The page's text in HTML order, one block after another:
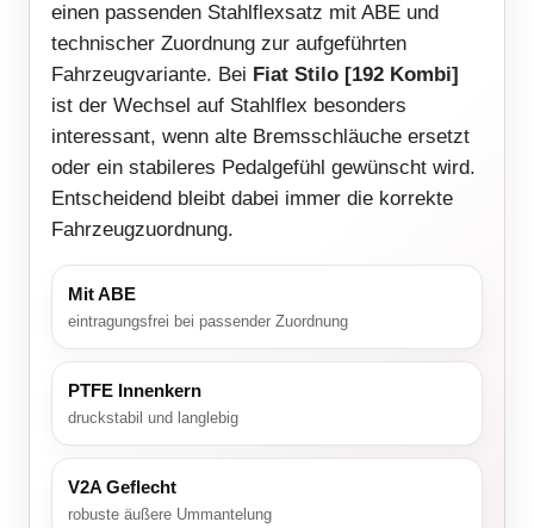
einen passenden Stahlflexsatz mit ABE und
technischer Zuordnung zur aufgeführten
Fahrzeugvariante. Bei Fiat Stilo [192 Kombi]
ist der Wechsel auf Stahlflex besonders
interessant, wenn alte Bremsschläuche ersetzt
oder ein stabileres Pedalgefühl gewünscht wird.
Entscheidend bleibt dabei immer die korrekte
Fahrzeugzuordnung.
Mit ABE
eintragungsfrei bei passender Zuordnung
PTFE Innenkern
druckstabil und langlebig
V2A Geflecht
robuste äußere Ummantelung